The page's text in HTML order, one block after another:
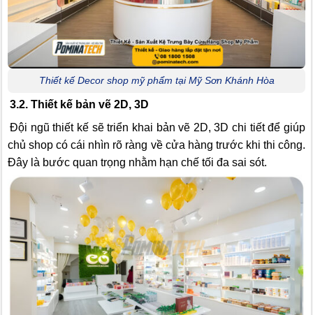
Thiết kế Decor shop mỹ phẩm tại Mỹ Sơn Khánh Hòa
3.2. Thiết kế bản vẽ 2D, 3D
Đội ngũ thiết kế sẽ triển khai bản vẽ 2D, 3D chi tiết để giúp
chủ shop có cái nhìn rõ ràng về cửa hàng trước khi thi công.
Đây là bước quan trọng nhằm hạn chế tối đa sai sót.